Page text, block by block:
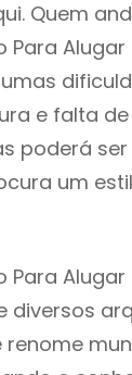
Quem
Para Alugar
e falta
poderá
um
Para
diversos
renome